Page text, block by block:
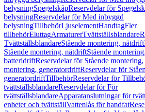
belysningSpegelskåpReservdelar för
belysningReservdelar för Med inbyggd
belysningTillbehörLjuselementHandtagFler
tillbehörEluttagArmaturerTvättställsblandare
TvättställsblandareStående montering, nätdrift
Stående montering, nätdriftStående montering,
batteridriftReservdelar för Stående
montering, generatordriftReservdelar för
generatordriftTillbehörReservdelar för
tvättställsblandareReservdelar för För
tvättställsblandareApparatanslutningar för
enheter och tvättställVattenlås för handfat